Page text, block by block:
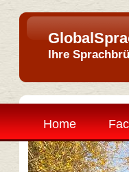
Ihre
Home